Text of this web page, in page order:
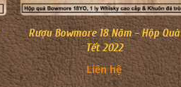
Rượu Bowmore 18 Năm - Hộp Quà
Tết 2022
Liên hệ